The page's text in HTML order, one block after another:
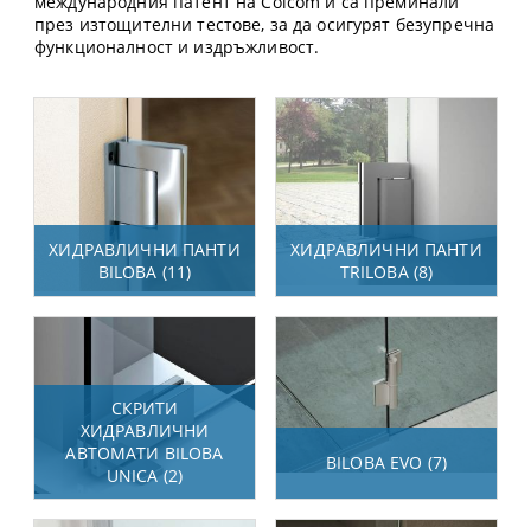
през изтощителни тестове, за да осигурят безупречна
функционалност и издръжливост.
ХИДРАВЛИЧНИ ПАНТИ
BILOBA (11)
ХИДРАВЛИЧНИ ПАНТИ
TRILOBA (8)
СКРИТИ
ХИДРАВЛИЧНИ
АВТОМАТИ BILOBA
UNICA (2)
BILOBA EVO (7)